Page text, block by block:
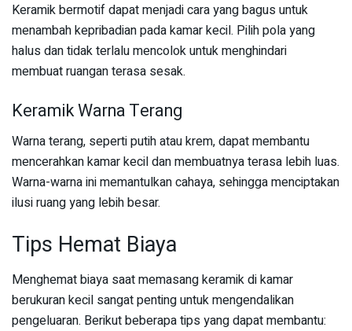
Keramik bermotif dapat menjadi cara yang bagus untuk
menambah kepribadian pada kamar kecil. Pilih pola yang
halus dan tidak terlalu mencolok untuk menghindari
membuat ruangan terasa sesak.
Keramik Warna Terang
Warna terang, seperti putih atau krem, dapat membantu
mencerahkan kamar kecil dan membuatnya terasa lebih luas.
Warna-warna ini memantulkan cahaya, sehingga menciptakan
ilusi ruang yang lebih besar.
Tips Hemat Biaya
Menghemat biaya saat memasang keramik di kamar
berukuran kecil sangat penting untuk mengendalikan
pengeluaran. Berikut beberapa tips yang dapat membantu: